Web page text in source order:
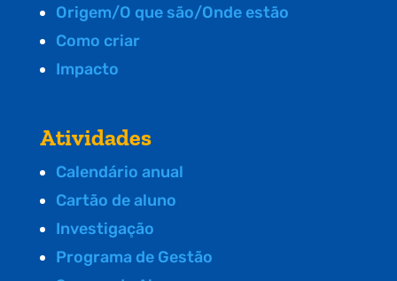
Origem/O que são/Onde estão
Como criar
Impacto
Atividades
Calendário anual
Cartão de aluno
Investigação
Programa de Gestão